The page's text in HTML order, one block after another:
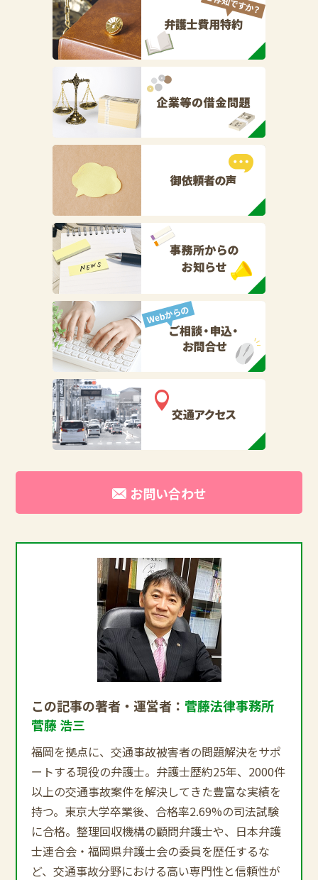
お問い合わせ
この記事の著者・運営者： 菅藤法律事務所
菅藤 浩三
福岡を拠点に、交通事故被害者の問題解決をサポ
ートする現役の弁護士。弁護士歴約25年、2000件
以上の交通事故案件を解決してきた豊富な実績を
持つ。東京大学卒業後、合格率2.69%の司法試験
に合格。整理回収機構の顧問弁護士や、日本弁護
士連合会・福岡県弁護士会の委員を歴任するな
ど、交通事故分野における高い専門性と信頼性が